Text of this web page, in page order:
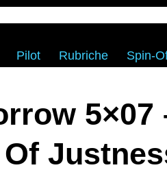
Pilot Rubriche Spin-
5×07